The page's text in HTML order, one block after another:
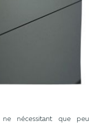
ne nécessitant que peu